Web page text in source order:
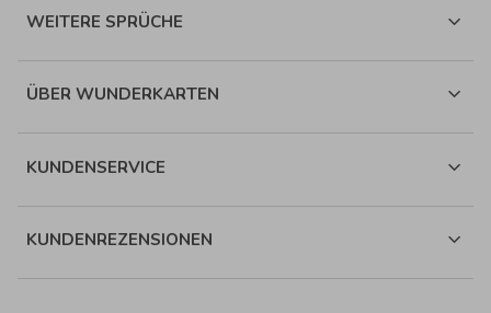
WEITERE SPRÜCHE
ÜBER WUNDERKARTEN
KUNDENSERVICE
KUNDENREZENSIONEN